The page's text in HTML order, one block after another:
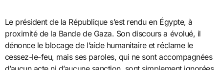
Le président de la République s’est rendu en Égypte, à
proximité de la Bande de Gaza. Son discours a évolué, il
dénonce le blocage de l’aide humanitaire et réclame le
cessez-le-feu, mais ses paroles, qui ne sont accompagnées